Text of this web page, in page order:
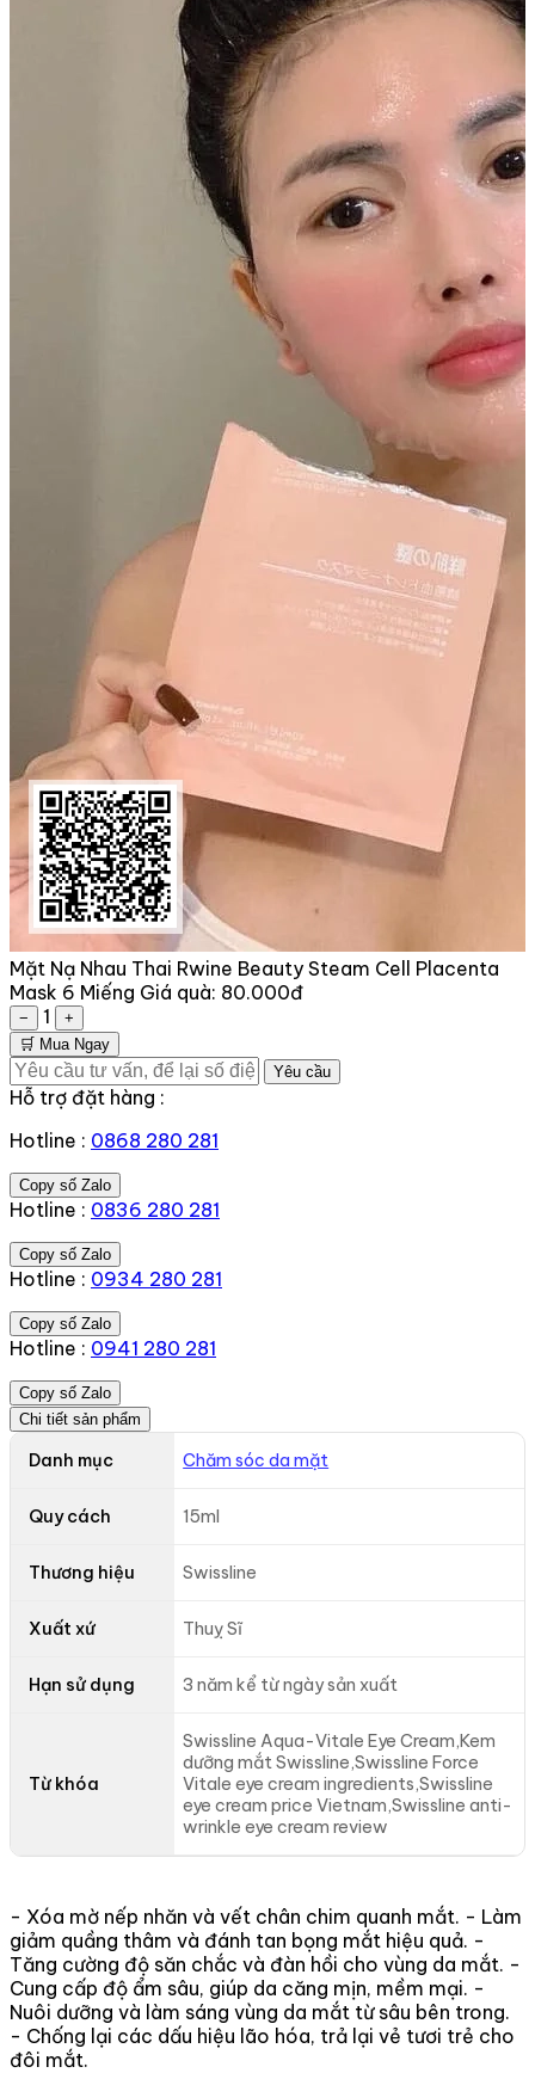
Mặt Nạ Nhau Thai Rwine Beauty Steam Cell Placenta
Mask 6 Miếng Giá quà: 80.000đ
− 1
+
🛒 Mua Ngay
Yêu cầu
Hỗ trợ đặt hàng :
Hotline : 0868 280 281
Copy số Zalo
Hotline : 0836 280 281
Copy số Zalo
Hotline : 0934 280 281
Copy số Zalo
Hotline : 0941 280 281
Copy số Zalo
Chi tiết sản phẩm
Danh mục Chăm sóc da mặt
Quy cách 15ml
Thương hiệu Swissline
Xuất xứ Thuỵ Sĩ
Hạn sử dụng 3 năm kể từ ngày sản xuất
Từ khóa
Swissline Aqua-Vitale Eye Cream,Kem
dưỡng mắt Swissline,Swissline Force
Vitale eye cream ingredients,Swissline
eye cream price Vietnam,Swissline anti-
wrinkle eye cream review
- Xóa mờ nếp nhăn và vết chân chim quanh mắt. - Làm
giảm quầng thâm và đánh tan bọng mắt hiệu quả. -
Tăng cường độ săn chắc và đàn hồi cho vùng da mắt. -
Cung cấp độ ẩm sâu, giúp da căng mịn, mềm mại. -
Nuôi dưỡng và làm sáng vùng da mắt từ sâu bên trong.
- Chống lại các dấu hiệu lão hóa, trả lại vẻ tươi trẻ cho
đôi mắt.